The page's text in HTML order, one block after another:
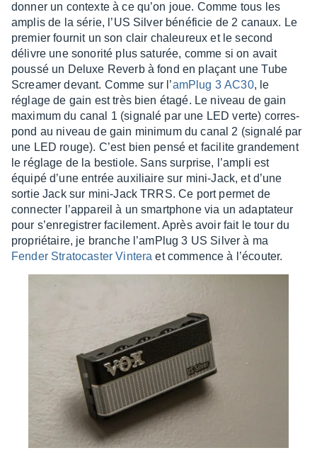
donner un contexte à ce qu’on joue. Comme tous les
amplis de la série, l’US Silver béné­fi­cie de 2 canaux. Le
premier four­nit un son clair chaleu­reux et le second
délivre une sono­rité plus satu­rée, comme si on avait
poussé un Deluxe Reverb à fond en plaçant une Tube
Screa­mer devant. Comme sur l’amPlug 3 AC30, le
réglage de gain est très bien étagé. Le niveau de gain
maxi­mum du canal 1 (signalé par une LED verte) corres­
pond au niveau de gain mini­mum du canal 2 (signalé par
une LED rouge). C’est bien pensé et faci­lite gran­de­ment
le réglage de la bestiole. Sans surprise, l’am­pli est
équipé d’une entrée auxi­liaire sur mini-Jack, et d’une
sortie Jack sur mini-Jack TRRS. Ce port permet de
connec­ter l’ap­pa­reil à un smart­phone via un adap­ta­teur
pour s’en­re­gis­trer faci­le­ment. Après avoir fait le tour du
proprié­taire, je branche l’am­Plug 3 US Silver à ma
Fender Stra­to­cas­ter Vintera et commence à l’écou­ter.